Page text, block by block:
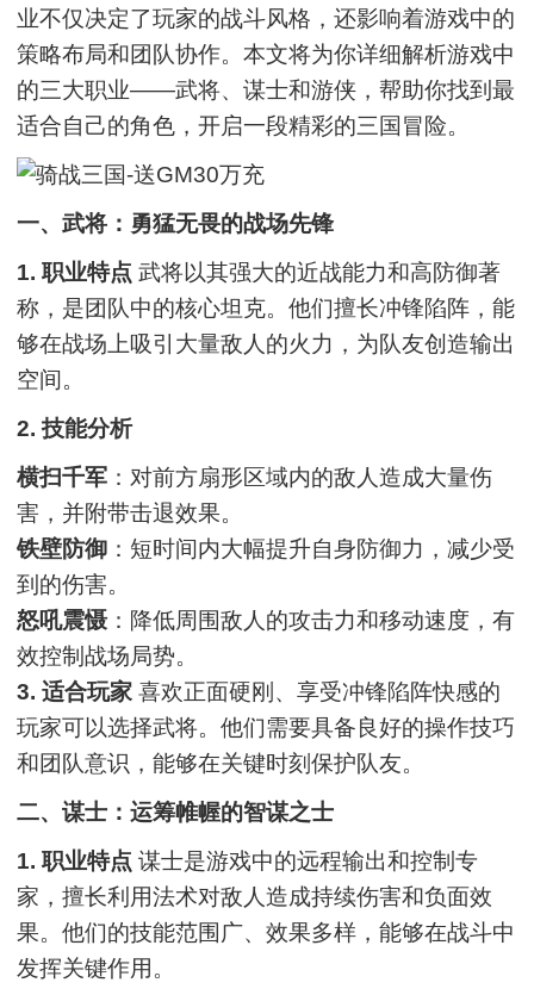
业不仅决定了玩家的战斗风格，还影响着游戏中的
策略布局和团队协作。本文将为你详细解析游戏中
的三大职业——武将、谋士和游侠，帮助你找到最
适合自己的角色，开启一段精彩的三国冒险。
一、武将：勇猛无畏的战场先锋
1. 职业特点 武将以其强大的近战能力和高防御著
称，是团队中的核心坦克。他们擅长冲锋陷阵，能
够在战场上吸引大量敌人的火力，为队友创造输出
空间。
2. 技能分析
横扫千军 ：对前方扇形区域内的敌人造成大量伤
害，并附带击退效果。
铁壁防御 ：短时间内大幅提升自身防御力，减少受
到的伤害。
怒吼震慑 ：降低周围敌人的攻击力和移动速度，有
效控制战场局势。
3. 适合玩家 喜欢正面硬刚、享受冲锋陷阵快感的
玩家可以选择武将。他们需要具备良好的操作技巧
和团队意识，能够在关键时刻保护队友。
二、谋士：运筹帷幄的智谋之士
1. 职业特点 谋士是游戏中的远程输出和控制专
家，擅长利用法术对敌人造成持续伤害和负面效
果。他们的技能范围广、效果多样，能够在战斗中
发挥关键作用。